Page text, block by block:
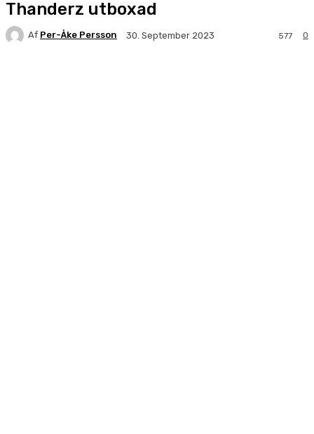
Thanderz utboxad
Af Per-Åke Persson 30. September 2023 0
577